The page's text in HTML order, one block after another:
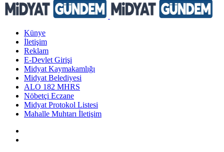
Künye
İletişim
Reklam
E-Devlet Girişi
Midyat Kaymakamlığı
Midyat Belediyesi
ALO 182 MHRS
Nöbetçi Eczane
Midyat Protokol Listesi
Mahalle Muhtarı İletişim